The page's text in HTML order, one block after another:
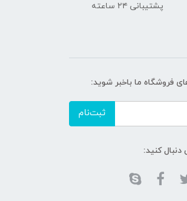
پشتیبانی ۲۴ ساعته
فروشگاه ما باخبر شوید:
ثبت‌نام
دنبال کنید: